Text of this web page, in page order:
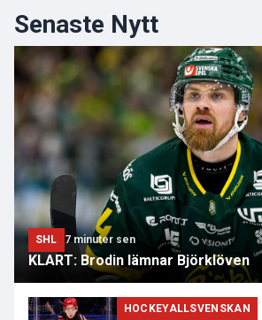
Senaste Nytt
SHL 7 minuter sen
KLART: Brodin lämnar Björklöven
HOCKEYALLSVENSKAN